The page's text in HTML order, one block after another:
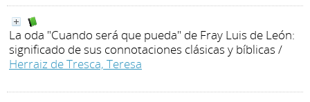
La oda "Cuando será que pueda" de Fray Luis de León:
significado de sus connotaciones clásicas y bíblicas /
Herraiz de Tresca, Teresa